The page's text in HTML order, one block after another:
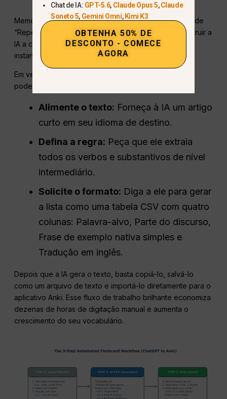
Memorizar palavras é muito mais fácil com aplicativos de
“Repetição espaçada” como o Anki, e você pode instruir a
IA a criar todo o seu conjunto de estudos
instantaneamente.
Em vez de digitar flashcards digitais um por um, você
pode automatizar todo o processo.
Alimente o texto: Forneça à IA um artigo
curto em seu idioma de destino.
Defina a regra: Peça que ele extraia
todos os verbos e substantivos de nível
intermediário.
Solicite o formato: Diga a ele para gerar
a lista como uma tabela CSV com quatro
colunas: Palavra-alvo, Parte do discurso,
Frase de exemplo nativa simples e
Tradução em inglês.
Depois que a IA gera o texto, basta copiá-lo, salvá-lo
como um arquivo de texto e importá-lo diretamente para o
aplicativo Anki. Esse fluxo de trabalho brilhante economiza
dezenas de horas de digitação manual e aumenta o
crescimento do seu vocabulário.
Chat de IA: GPT-5.6, Claude Opus 5,Claude
Soneto 5, Gemini Omni, Kimi K3
OBTENHA 50% DE
DESCONTO - COMECE
AGORA